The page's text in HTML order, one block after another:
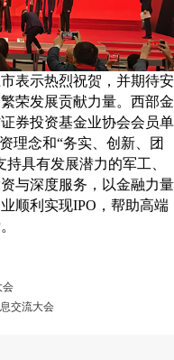
表示热烈祝贺，并期待安
荣发展贡献力量。西部金
券投资基金业协会会员单
理念和“务实、创新、团
具有发展潜力的军工、
与深度服务，以金融力量
顺利实现IPO，帮助高端
会
交流大会